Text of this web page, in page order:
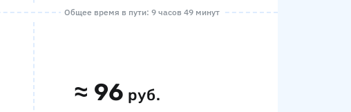
Общее время в пути: 9 часов 49 минут
≈ 96 руб.